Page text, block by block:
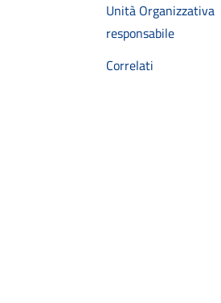
Unità Organizzativa
responsabile
Correlati